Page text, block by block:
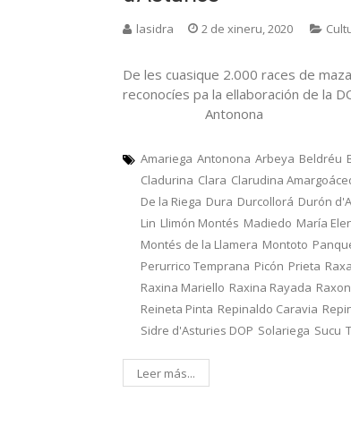
lasidra 2 de xineru, 2020
De les cuasique 2.000 races de
reconocíes pa la ellaboración de la
Antonona
Amariega Antonona Arbeya Beldréu
Cladurina Clara Clarudina
De la Riega Dura Durcollorá Durón
Lin Llimón Montés Madiedo María
Montés de la Llamera Montoto
Perurrico Temprana Picón Prieta
Raxina Mariello Raxina Rayada
Reineta Pinta Repinaldo Caravia
Sidre d'Asturies DOP Solariega Sucu
Leer más...